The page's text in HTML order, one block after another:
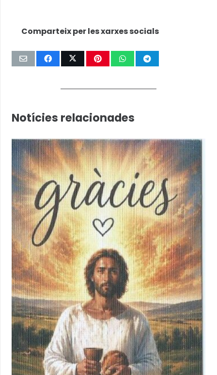
Comparteix per les xarxes socials
Notícies relacionades